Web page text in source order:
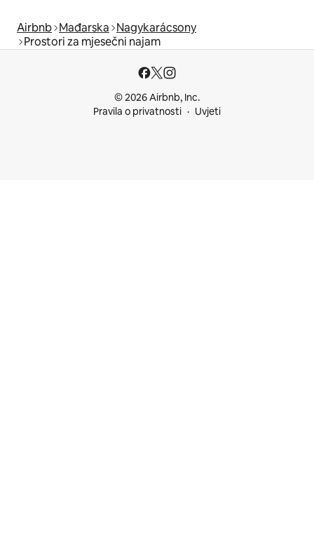
Airbnb Mađarska Nagykarácsony
Prostori za mjesečni najam
© 2026 Airbnb, Inc.
Pravila o privatnosti
Uvjeti